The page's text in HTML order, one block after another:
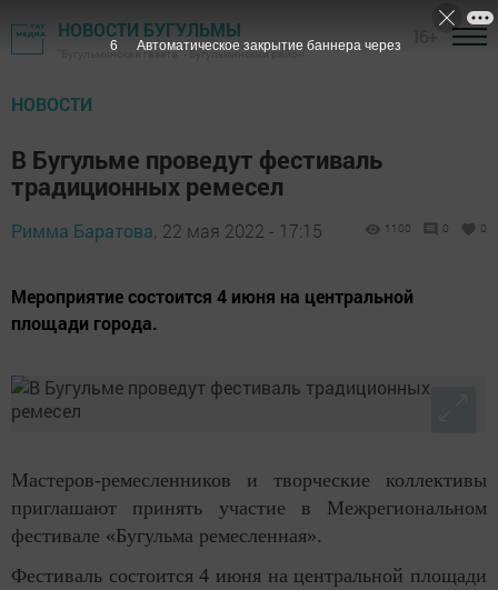
НОВОСТИ БУГУЛЬМЫ
"Бугульминская газета" - Бугульминский район
НОВОСТИ
В Бугульме проведут фестиваль
традиционных ремесел
Римма Баратова, 22 мая 2022 - 17:15 1100 0 0
Мероприятие состоится 4 июня на центральной
площади города.
Мастеров-ремесленников и творческие коллективы
приглашают принять участие в Межрегиональном
фестивале «Бугульма ремесленная».
Фестиваль состоится 4 июня на центральной площади
4 Автоматическое закрытие баннера через